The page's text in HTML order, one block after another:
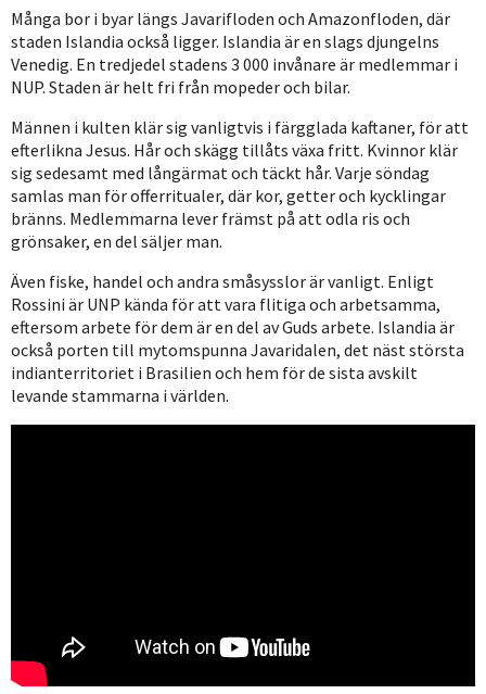
Många bor i byar längs Javarifloden och Amazonfloden, där
staden Islandia också ligger. Islandia är en slags djungelns
Venedig. En tredjedel stadens 3 000 invånare är medlemmar i
NUP. Staden är helt fri från mopeder och bilar.
Männen i kulten klär sig vanligtvis i färgglada kaftaner, för att
efterlikna Jesus. Hår och skägg tillåts växa fritt. Kvinnor klär
sig sedesamt med långärmat och täckt hår. Varje söndag
samlas man för offerritualer, där kor, getter och kycklingar
bränns. Medlemmarna lever främst på att odla ris och
grönsaker, en del säljer man.
Även fiske, handel och andra småsysslor är vanligt. Enligt
Rossini är UNP kända för att vara flitiga och arbetsamma,
eftersom arbete för dem är en del av Guds arbete. Islandia är
också porten till mytomspunna Javaridalen, det näst största
indianterritoriet i Brasilien och hem för de sista avskilt
levande stammarna i världen.